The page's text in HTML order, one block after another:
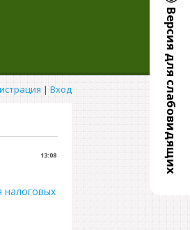
Версия для слабовидящих
| Вход
13:08